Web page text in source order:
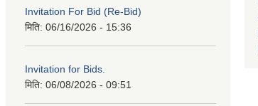
Invitation For Bid (Re-Bid)
मिति: 06/16/2026 - 15:36
Invitation for Bids.
मिति: 06/08/2026 - 09:51